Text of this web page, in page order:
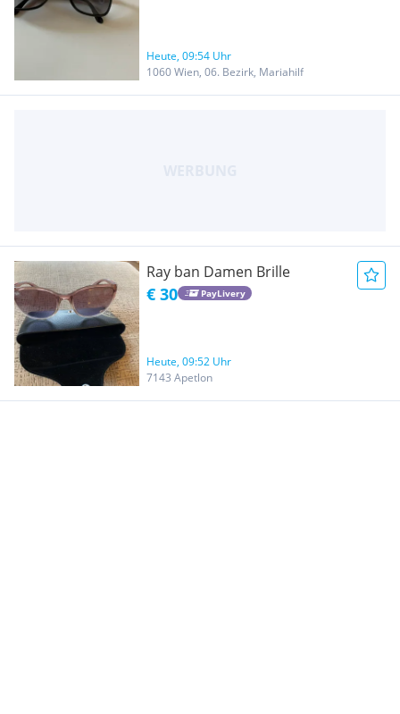
Heute, 09:54 Uhr
1060 Wien, 06. Bezirk, Mariahilf
Ray ban Damen Brille
€ 30 PayLivery
Heute, 09:52 Uhr
7143 Apetlon